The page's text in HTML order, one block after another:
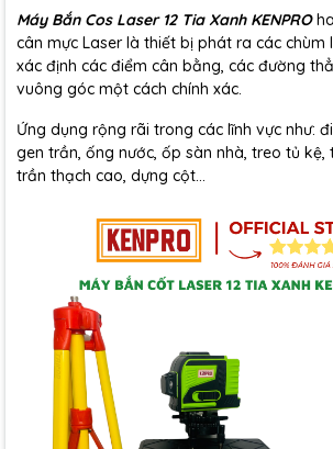
Máy Bắn Cos Laser 12 Tia Xanh KENPRO
cân mực Laser là thiết bị phát ra các chùm
xác định các điểm cân bằng, các đường
vuông góc một cách chính xác.
Ứng dụng rộng rãi trong các lĩnh vực như:
gen trần, ống nước, ốp sàn nhà, treo tủ
trần thạch cao, dựng cột...